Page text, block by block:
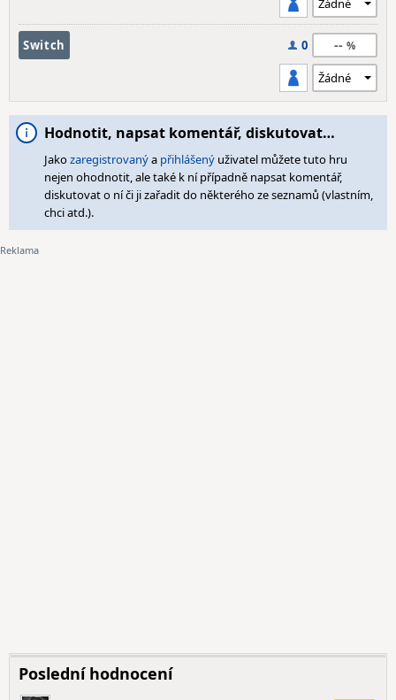
Switch 0 --
Hodnotit, napsat komentář, diskutovat…
Jakozaregistrovanýa přihlášený uživatel můžete tuto hru
nejen ohodnotit, ale také k ní případně napsat komentář,
diskutovat o ní či ji zařadit do některého ze seznamů (vlastním,
chci atd.).
Poslední hodnocení